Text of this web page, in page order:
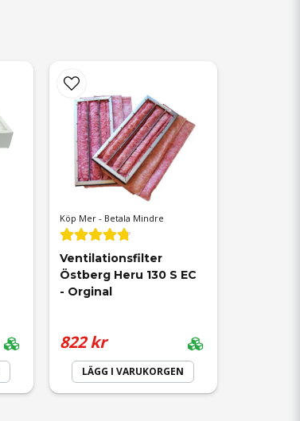
Köp Mer - Betala Mindre
Ventilationsfilter
Östberg Heru 130 S EC
- Orginal
822 kr
LÄGG I VARUKORGEN